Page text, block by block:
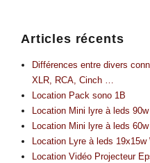
Articles récents
Différences entre divers
XLR, RCA, Cinch …
Location Pack sono 1B
Location Mini lyre à leds 90w
Location Mini lyre à leds 60w
Location Lyre à leds
Location Vidéo Projecteur